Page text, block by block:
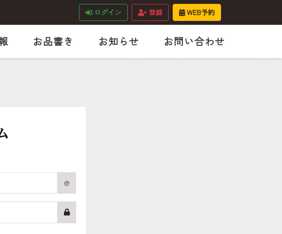
ログイン 登録 WEB予約
お品書き お知らせ お問い合わせ
@